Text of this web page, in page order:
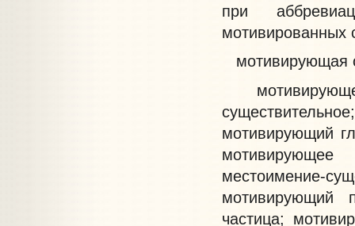
при
мотивированных
мотивирующая
мотивирующий
мотивирующее
местоимение-
мотивирующий
частица;